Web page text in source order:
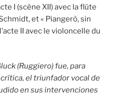
I (scène XII) avec la flûte
et « Piangerò, sin
II avec le violoncelle du
(Ruggiero) fue, para
el triunfador vocal de
en sus intervenciones